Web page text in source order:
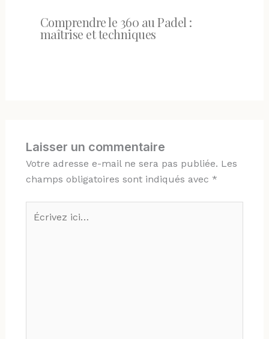
Comprendre le 360 au Padel :
maîtrise et techniques
Laisser un commentaire
Votre adresse e-mail ne sera pas publiée. Les
champs obligatoires sont indiqués avec *
ici…